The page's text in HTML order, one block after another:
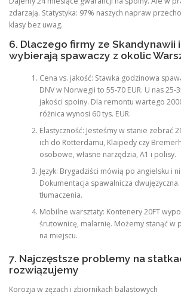
zdarzają. Statystyka: 97% naszych napraw
klasy bez uwag.
6. Dlaczego firmy ze Skandynawii
wybierają spawaczy z okolic
Cena vs. jakość: Stawka godzinowa
DNV w Norwegii to 55-70 EUR. U nas 25-
jakości spoiny. Dla remontu wartego
różnica wynosi 60 tys. EUR.
Elastyczność: Jesteśmy w stanie zebrać
ich do Rotterdamu, Klaipedy czy
osobowe, własne narzędzia, A1 i polisy.
Język: Brygadziści mówią po angielsku i
Dokumentacja spawalnicza
tłumaczenia.
Mobilne warsztaty: Kontenery 20FT
śrutownicę, malarnię. Możemy stanąć
na miejscu.
7. Najczęstsze problemy na
rozwiązujemy
Korozja w zęzach i zbiornikach balastowych